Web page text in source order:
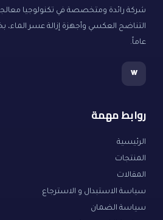
شركة رائدة ومتخصصة في تكنولوجيا
عاماً.
w
روابط مهمة
الرئيسية
المنتجات
المقالات
سياسة الاستبدال و الاسترجاع
سياسة الضمان